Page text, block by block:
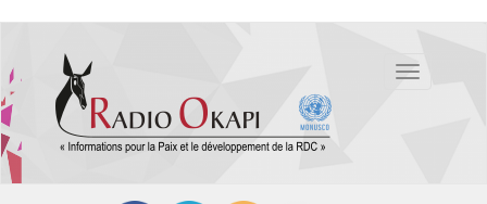
contenu
principal
Toggle